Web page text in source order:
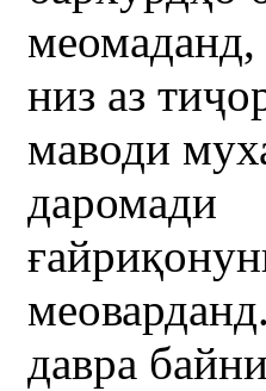
низ аз
маводи
даромади
давра